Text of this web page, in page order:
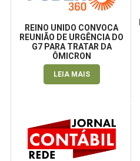
REINO UNIDO CONVOCA
REUNIÃO DE URGÊNCIA DO
G7 PARA TRATAR DA
ÔMICRON
LEIA MAIS